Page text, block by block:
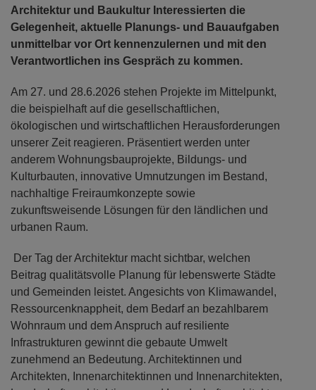
Architektur und Baukultur Interessierten die
Gelegenheit, aktuelle Planungs- und Bauaufgaben
unmittelbar vor Ort kennenzulernen und mit den
Verantwortlichen ins Gespräch zu kommen.
Am 27. und 28.6.2026 stehen Projekte im Mittelpunkt,
die beispielhaft auf die gesellschaftlichen,
ökologischen und wirtschaftlichen Herausforderungen
unserer Zeit reagieren. Präsentiert werden unter
anderem Wohnungsbauprojekte, Bildungs- und
Kulturbauten, innovative Umnutzungen im Bestand,
nachhaltige Freiraumkonzepte sowie
zukunftsweisende Lösungen für den ländlichen und
urbanen Raum.
Der Tag der Architektur macht sichtbar, welchen
Beitrag qualitätsvolle Planung für lebenswerte Städte
und Gemeinden leistet. Angesichts von Klimawandel,
Ressourcenknappheit, dem Bedarf an bezahlbarem
Wohnraum und dem Anspruch auf resiliente
Infrastrukturen gewinnt die gebaute Umwelt
zunehmend an Bedeutung. Architektinnen und
Architekten, Innenarchitektinnen und Innenarchitekten,